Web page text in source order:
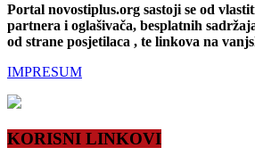
Portal novostiplus.org sastoji se od
partnera i oglašivača, besplatnih
od strane posjetilaca , te linkova na
IMPRESUM
KORISNI LINKOVI